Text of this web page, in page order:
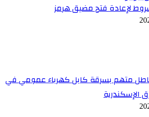
متهم بسرقة كابل كهرباء عمومي في
الإسكندرية